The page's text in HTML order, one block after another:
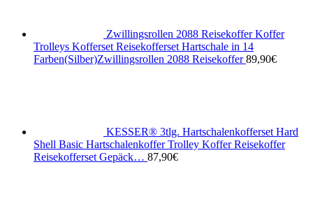
Zwillingsrollen 2088 Reisekoffer Koffer
Trolleys Kofferset Reisekofferset Hartschale in 14
Farben(Silber)Zwillingsrollen 2088 Reisekoffer 89,90€
KESSER® 3tlg. Hartschalenkofferset Hard
Shell Basic Hartschalenkoffer Trolley Koffer Reisekoffer
Reisekofferset Gepäck… 87,90€